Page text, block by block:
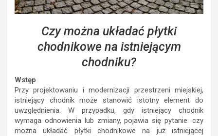
Czy można układać płytki
chodnikowe na istniejącym
chodniku?
Wstęp
Przy projektowaniu i modernizacji przestrzeni miejskiej,
istniejący chodnik może stanowić istotny element do
uwzględnienia. W przypadku, gdy istniejący chodnik
wymaga odnowienia lub zmiany, pojawia się pytanie: czy
można układać płytki chodnikowe na już istniejącej